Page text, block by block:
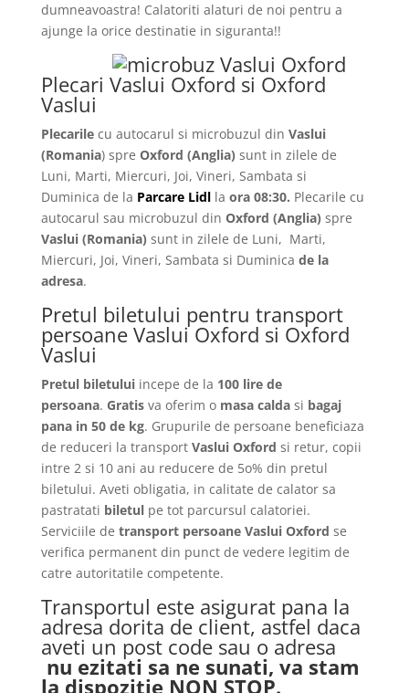
dumneavoastra! Calatoriti alaturi de noi pentru a
ajunge la orice destinatie in siguranta!!
Plecari Vaslui Oxford si Oxford
Vaslui
Plecarilecu autocarul si microbuzul din Vaslui
(Romania) spre Oxford (Anglia) sunt in zilele de
Luni, Marti, Miercuri, Joi, Vineri, Sambata si
Duminica de la Parcare Lidlla ora 08:30. Plecarile cu
autocarul sau microbuzul din Oxford (Anglia) spre
Vaslui (Romania) sunt in zilele de Luni, Marti,
Miercuri, Joi, Vineri, Sambata si Duminica de la
adresa.
Pretul biletului pentru transport
persoane Vaslui Oxford si Oxford
Vaslui
Pretul biletuluiincepe de la 100 lire de
persoana. Gratisva oferim o masa caldasi bagaj
pana in 50 de kg. Grupurile de persoane beneficiaza
de reduceri la transport Vaslui Oxford si retur, copii
intre 2 si 10 ani au reducere de 5o% din pretul
biletului. Aveti obligatia, in calitate de calator sa
pastratati biletulpe tot parcursul calatoriei.
Serviciile de transport persoane Vaslui Oxford se
verifica permanent din punct de vedere legitim de
catre autoritatile competente.
Transportul este asigurat pana la
adresa dorita de client, astfel daca
aveti un post code sau o adresa
nu ezitati sa ne sunati, va stam
la dispozitie NON STOP.